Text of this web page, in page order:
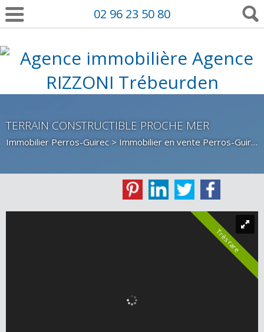
02 96 23 50 80
TERRAIN CONSTRUCTIBLE PROCHE MER
Immobilier Perros-Guirec > Immobilier en vente Perros-Guirec
Très rare